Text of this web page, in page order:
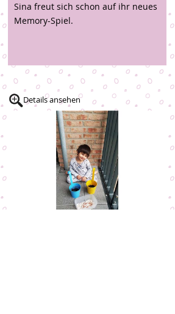
Sina freut sich schon auf ihr neues
Memory-Spiel.
Details ansehen